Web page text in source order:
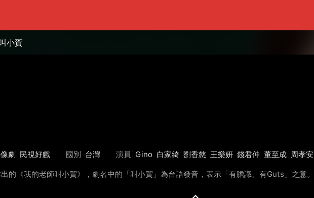
小賀
劇 民視好戲 國別 台灣 演員 Gino 白家綺 劉香慈 王樂妍 錢君仲 董至成 周孝安
的《我的老師叫小賀》，劇名中的「叫小賀」為台語發音，表示「有膽識、有Guts」之意。